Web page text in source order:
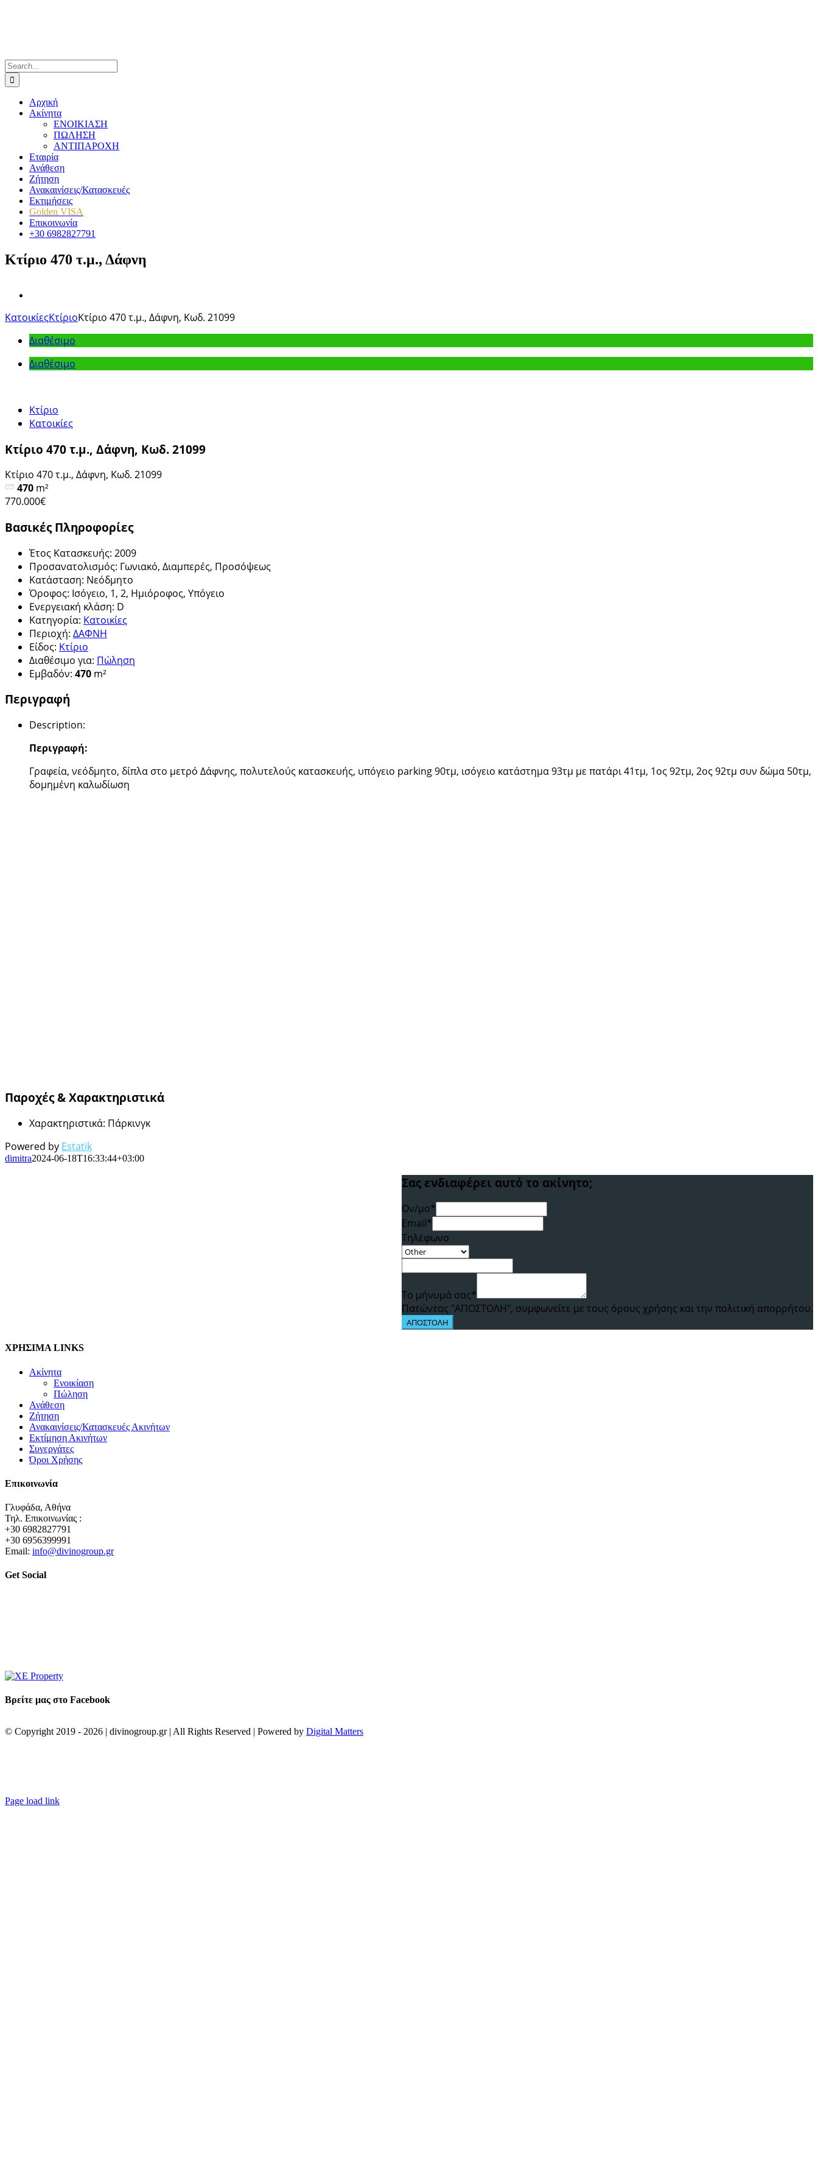
Search
for:
Αρχική
Ακίνητα
ΕΝΟΙΚΙΑΣΗ
ΠΩΛΗΣΗ
ΑΝΤΙΠΑΡΟΧΗ
Εταιρία
Ανάθεση
Ζήτηση
Ανακαινίσεις/Κατασκευές
Εκτιμήσεις
Golden VISA
Επικοινωνία
+30 6982827791
Κτίριο 470 τ.μ., Δάφνη
Image
ΚατοικίεςΚτίριοΚτίριο 470 τ.μ., Δάφνη, Κωδ. 21099
Διαθέσιμο
Διαθέσιμο
Κτίριο
Κατοικίες
Κτίριο 470 τ.μ., Δάφνη, Κωδ. 21099
Κτίριο 470 τ.μ., Δάφνη, Κωδ. 21099
470 m²
770.000€
Βασικές Πληροφορίες
Έτος Κατασκευής: 2009
Προσανατολισμός: Γωνιακό, Διαμπερές, Προσόψεως
Κατάσταση: Νεόδμητο
Όροφος: Ισόγειο, 1, 2, Ημιόροφος, Υπόγειο
Ενεργειακή κλάση: D
Κατηγορία: Κατοικίες
Περιοχή: ΔΑΦΝΗ
Είδος: Κτίριο
Διαθέσιμο για: Πώληση
Εμβαδόν: 470 m²
Περιγραφή
Description:
Περιγραφή:
Γραφεία, νεόδμητο, δίπλα στο μετρό Δάφνης, πολυτελούς κατασκευής, υπόγειο parking 90τμ, ισόγειο κατάστημα 93τμ με πατάρι 41τμ, 1ος 92τμ, 2ος 92τμ συν δώμα 50τμ,
δομημένη καλωδίωση
Παροχές & Χαρακτηριστικά
Χαρακτηριστικά: Πάρκινγκ
Powered by Estatik
dimitra2024-06-18T16:33:44+03:00
Σας ενδιαφέρει αυτό το ακίνητο;
Ον/μο*
Email*
Τηλέφωνο
Το μήνυμά σας*
Πατώντας "ΑΠΟΣΤΟΛΗ", συμφωνείτε με τους όρους χρήσης και την πολιτική απορρήτου.
ΑΠΟΣΤΟΛΗ
ΧΡΗΣΙΜΑ LINKS
Ακίνητα
Ενοικίαση
Πώληση
Ανάθεση
Ζήτηση
Ανακαινίσεις/Κατασκευές Ακινήτων
Εκτίμηση Ακινήτων
Συνεργάτες
Όροι Χρήσης
Επικοινωνία
Γλυφάδα, Αθήνα
Τηλ. Επικοινωνίας :
+30 6982827791
+30 6956399991
Email: info@divinogroup.gr
Get Social
Βρείτε μας στο Facebook
© Copyright 2019 - 2026 | divinogroup.gr | All Rights Reserved | Powered by Digital Matters
Page load link